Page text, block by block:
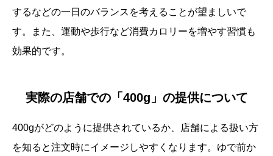
するなどの一日のバランスを考えることが望ましいで
す。また、運動や歩行など消費カロリーを増やす習慣も
効果的です。
実際の店舗での「400g」の提供について
400gがどのように提供されているか、店舗による扱い方
を知ると注文時にイメージしやすくなります。ゆで前か